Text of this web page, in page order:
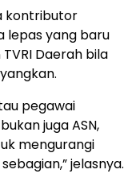
kontributor
lepas yang baru
Daerah bila
pegawai
juga ASN,
mengurangi
jelasnya.